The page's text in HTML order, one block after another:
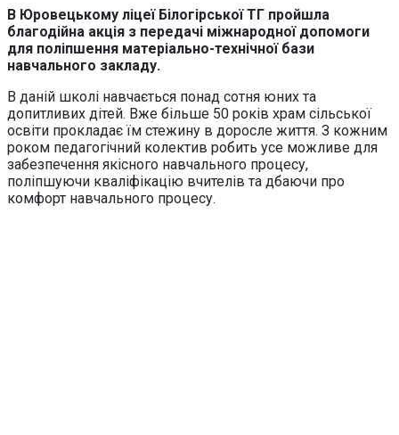
В Юровецькому ліцеї Білогірської ТГ пройшла
благодійна акція з передачі міжнародної допомоги
для поліпшення матеріально-технічної бази
навчального закладу.
В даній школі навчається понад сотня юних та
допитливих дітей. Вже більше 50 років храм сільської
освіти прокладає їм стежину в доросле життя. З кожним
роком педагогічний колектив робить усе можливе для
забезпечення якісного навчального процесу,
поліпшуючи кваліфікацію вчителів та дбаючи про
комфорт навчального процесу.